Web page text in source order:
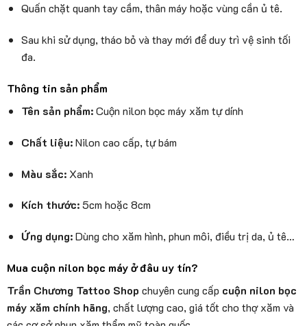
Quấn chặt quanh tay cầm, thân máy hoặc vùng cần ủ tê.
Sau khi sử dụng, tháo bỏ và thay mới để duy trì vệ sinh tối
đa.
Thông tin sản phẩm
Tên sản phẩm:Cuộn nilon bọc máy xăm tự dính
Chất liệu:Nilon cao cấp, tự bám
Màu sắc:Xanh
Kích thước:5cm hoặc 8cm
Ứng dụng:Dùng cho xăm hình, phun môi, điều trị da, ủ tê…
Mua cuộn nilon bọc máy ở đâu uy tín?
Trần Chương Tattoo Shop chuyên cung cấp cuộn nilon bọc
máy xăm chính hãng, chất lượng cao, giá tốt cho thợ xăm và